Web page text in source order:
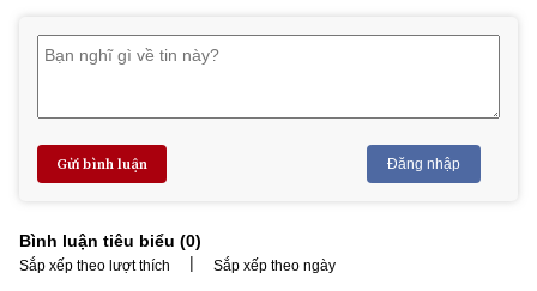
Gửi bình luận Đăng nhập
Bình luận tiêu biểu (0)
Sắp xếp theo lượt thích | Sắp xếp theo ngày